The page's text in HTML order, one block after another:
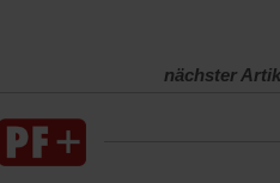
nächster